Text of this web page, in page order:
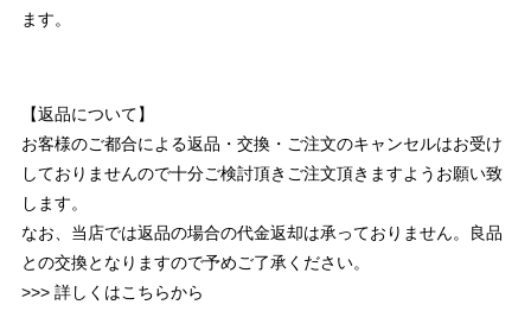
ます。
【返品について】
お客様のご都合による返品・交換・ご注文のキャンセルはお受け
しておりませんので十分ご検討頂きご注文頂きますようお願い致
します。
なお、当店では返品の場合の代金返却は承っておりません。良品
との交換となりますので予めご了承ください。
>>> 詳しくはこちらから